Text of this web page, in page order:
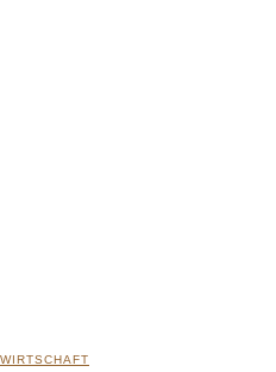
WIRTSCHAFT